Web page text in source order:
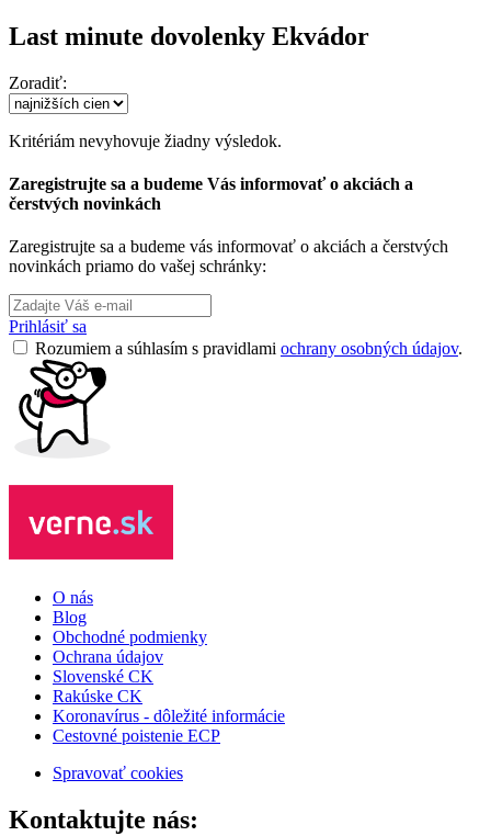
Last minute dovolenky Ekvádor
Zoradiť:
Kritériám nevyhovuje žiadny výsledok.
Zaregistrujte sa a budeme Vás informovať o akciách a
čerstvých novinkách
Zaregistrujte sa a budeme vás informovať o akciách a čerstvých
novinkách priamo do vašej schránky:
Prihlásiť sa
Rozumiem a súhlasím s pravidlami ochrany osobných údajov.
O nás
Blog
Obchodné podmienky
Ochrana údajov
Slovenské CK
Rakúske CK
Koronavírus - dôležité informácie
Cestovné poistenie ECP
Spravovať cookies
Kontaktujte nás: